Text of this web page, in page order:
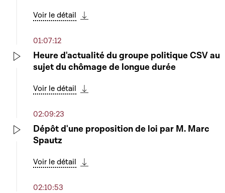
Voir le détail
01:07:12
Heure d'actualité du groupe politique CSV au
sujet du chômage de longue durée
Voir le détail
02:09:23
Dépôt d'une proposition de loi par M. Marc
Spautz
Voir le détail
02:10:53